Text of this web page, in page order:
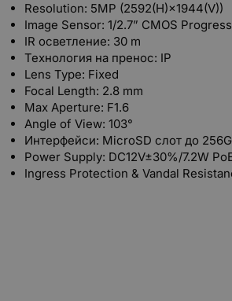
Resolution: 5MP (2592(H)×1944(V))
Image Sensor: 1/2.7” CMOS
IR осветление: 30 m
Технология на пренос: IP
Lens Type: Fixed
Focal Length: 2.8 mm
Max Aperture: F1.6
Angle of View: 103°
Интерфейси: MicroSD слот до
Power Supply: DC12V±30%/7.2W
Ingress Protection & Vandal